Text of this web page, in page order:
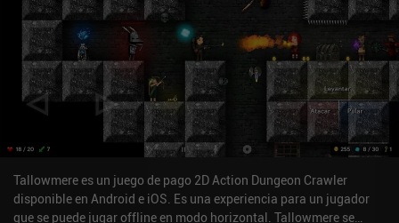
con la inusual mecánica del juego y su horripilante estética, la
jugabilidad se convierte en un reto bastante rápido. Los controles
son rígidos, los enemigos son brutales, los tiempos son difíciles de
conseguir y un solo movimiento incorrecto a menudo acaba con la
carrera. Por suerte, no tenemos que completar los diez niveles, ya
que podemos abandonar en cualquier momento. Severance Pain
se monetiza mostrando breves anuncios entre niveles que sólo
afectan ligeramente a la jugabilidad, por lo demás inmersiva. En
general, es un buen pasatiempo para los amantes de los slashers
desafiantes, pero hay que esperar perder mucho.
Tallowmere es un juego de pago 2D Action Dungeon Crawler
disponible en Android e iOS. Es una experiencia para un jugador
que se puede jugar offline en modo horizontal. Tallowmere se